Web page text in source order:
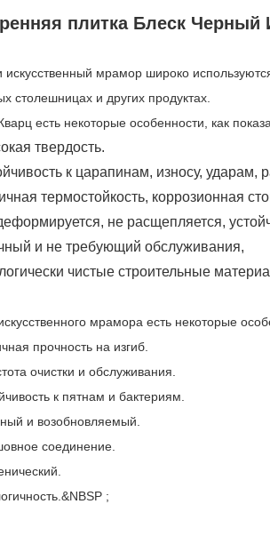
плитка Блеск Черный
искусственный мрамор широко
столешницах и других продуктах.
есть некоторые особенности, как
твердость.
к царапинам, износу, ударам,
термостойкость, коррозионная
не расщепляется,
и не требующий обслуживания,
чистые строительные
мрамора есть некоторые
прочность на изгиб.
очистки и обслуживания.
к пятнам и бактериям.
и возобновляемый.
соединение.
;